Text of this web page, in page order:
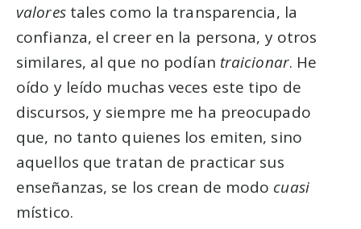
valores tales como la transparencia, la
confianza, el creer en la persona, y otros
similares, al que no podían traicionar. He
oído y leído muchas veces este tipo de
discursos, y siempre me ha preocupado
que, no tanto quienes los emiten, sino
aquellos que tratan de practicar sus
enseñanzas, se los crean de modo cuasi
místico.